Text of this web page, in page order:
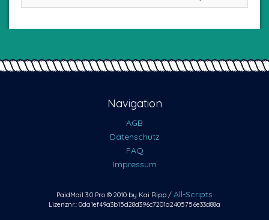
Navigation
AGB
Datenschutz
FAQ
Impressum
PaidMail 3.0 Pro © 2010 by Kai Ripp / All-Scripts
Lizenznr.: 0da1ef49a3b15d28d396c7201a2405756e33d88a